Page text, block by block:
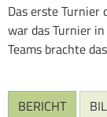
Das erste
war das Turnier
Teams brachte
BERICHT